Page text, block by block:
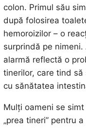
colon. Primul său
după folosirea
hemoroizilor – o
surprindă pe
alarmă reflectă o
tinerilor, care tind
cu sănătatea
Mulți oameni se
„prea tineri” pentru